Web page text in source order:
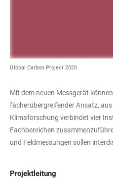
Global Carbon Project 2020
Mit dem neuen Messgerät
fächerübergreifender Ansatz,
Klimaforschung verbindet vier
Fachbereichen
und Feldmessungen sollen
Projektleitung